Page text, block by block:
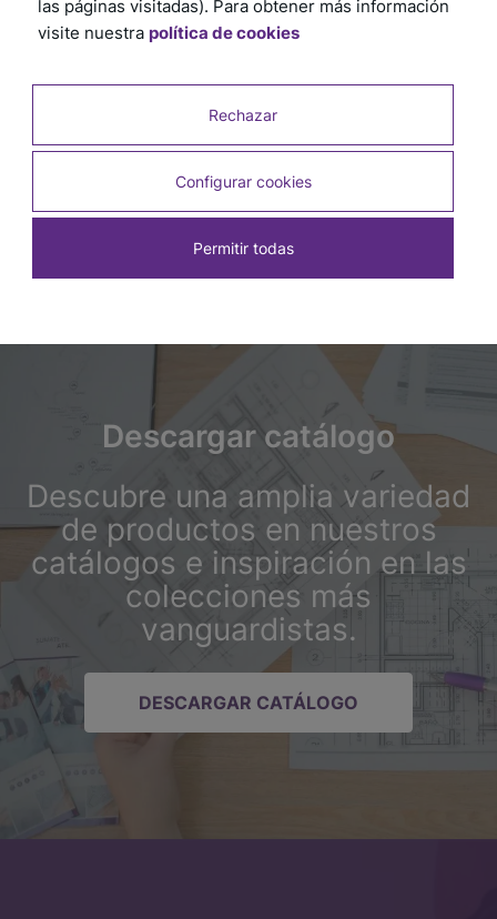
Clip Autonivelante Tradicional Gris 1mm x 150u
Descargar catálogo
Descubre una amplia variedad
de productos en nuestros
catálogos e inspiración en las
colecciones más
vanguardistas.
DESCARGAR CATÁLOGO
las páginas visitadas). Para obtener más información
visite nuestra política de cookies
Rechazar
Configurar cookies
Permitir todas